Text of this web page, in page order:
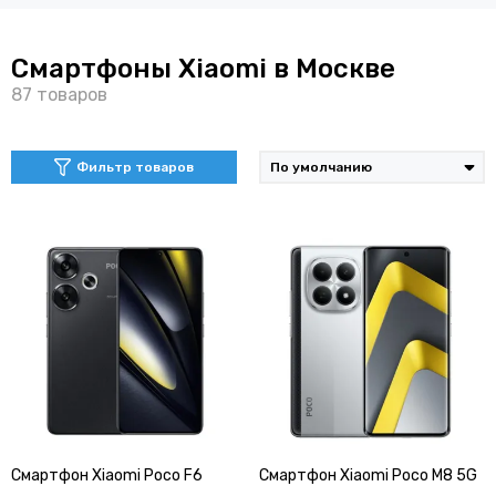
Смартфоны Xiaomi в Москве
Фильтр товаров
Смартфон Xiaomi Poco F6
Смартфон Xiaomi Poco M8 5G